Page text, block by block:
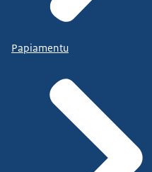
Papiamentu